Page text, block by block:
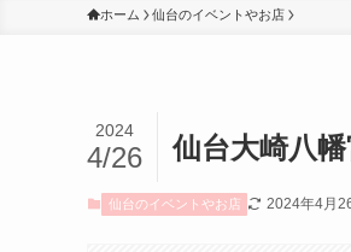
ホーム 仙台のイベントやお店
仙台大崎八
2024
4/26
仙台のイベントやお店 2024年4月